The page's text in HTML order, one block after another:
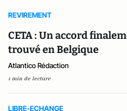
REVIREMENT
CETA : Un accord
trouvé en Belgique
Atlantico Rédaction
1 min de lecture
LIBRE-ECHANGE